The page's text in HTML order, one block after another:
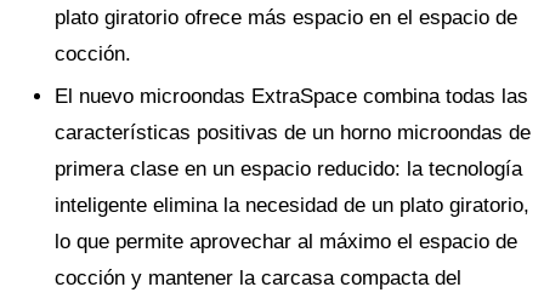
plato giratorio ofrece más espacio en el espacio de
cocción.
El nuevo microondas ExtraSpace combina todas las
características positivas de un horno microondas de
primera clase en un espacio reducido: la tecnología
inteligente elimina la necesidad de un plato giratorio,
lo que permite aprovechar al máximo el espacio de
cocción y mantener la carcasa compacta del